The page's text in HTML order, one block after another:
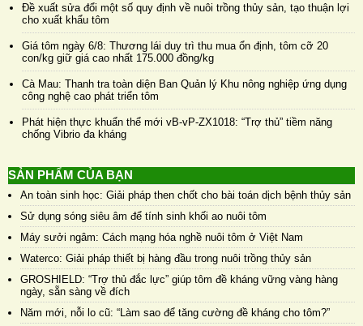
Đề xuất sửa đổi một số quy định về nuôi trồng thủy sản, tạo thuận lợi
cho xuất khẩu tôm
Giá tôm ngày 6/8: Thương lái duy trì thu mua ổn định, tôm cỡ 20
con/kg giữ giá cao nhất 175.000 đồng/kg
Cà Mau: Thanh tra toàn diện Ban Quản lý Khu nông nghiệp ứng dụng
công nghệ cao phát triển tôm
Phát hiện thực khuẩn thể mới vB-vP-ZX1018: “Trợ thủ” tiềm năng
chống Vibrio đa kháng
SẢN PHẨM CỦA BẠN
An toàn sinh học: Giải pháp then chốt cho bài toán dịch bệnh thủy sản
Sử dụng sóng siêu âm để tính sinh khối ao nuôi tôm
Máy sưởi ngâm: Cách mạng hóa nghề nuôi tôm ở Việt Nam
Waterco: Giải pháp thiết bị hàng đầu trong nuôi trồng thủy sản
GROSHIELD: “Trợ thủ đắc lực” giúp tôm đề kháng vững vàng hàng
ngày, sẵn sàng về đích
Năm mới, nỗi lo cũ: “Làm sao để tăng cường đề kháng cho tôm?”